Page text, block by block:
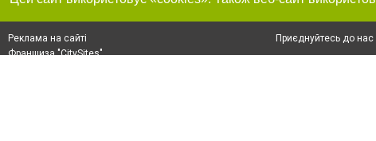
Реклама на сайті
Франшиза "CitySites"
Приєднуйтесь до нас